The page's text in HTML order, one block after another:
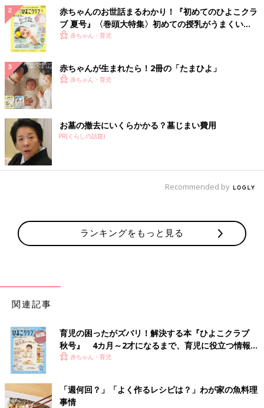
赤ちゃんのお世話まるわかり！『初めてのひよこクラ
ブ 夏号』〈巻頭大特集〉初めての授乳がうまくい
く！ おっぱい・ミルクの基本と夏のトラブル 解決テ
赤ちゃん・育児
赤ちゃんが生まれたら！2冊の「たまひよ」
赤ちゃん・育児
お墓の撤去にいくらかかる？墓じまい費用
PR(くらしの話題)
Recommended by
ランキングをもっと見る
関連記事
育児の困ったがズバリ！解決する本『ひよこクラブ
秋号』 4カ月～2才になるまで、育児に役立つ情報が
いっぱい！
赤ちゃん・育児
「週何回？」「よく作るレシピは？」わが家の魚料理
事情